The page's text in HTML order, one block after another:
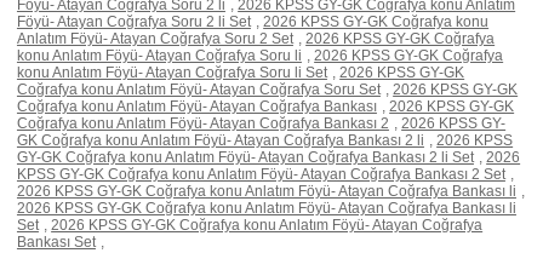
Föyü- Atayan Coğrafya Soru 2 li , 2026 KPSS GY-GK Coğrafya konu Anlatım
Föyü- Atayan Coğrafya Soru 2 li Set , 2026 KPSS GY-GK Coğrafya konu
Anlatım Föyü- Atayan Coğrafya Soru 2 Set , 2026 KPSS GY-GK Coğrafya
konu Anlatım Föyü- Atayan Coğrafya Soru li , 2026 KPSS GY-GK Coğrafya
konu Anlatım Föyü- Atayan Coğrafya Soru li Set , 2026 KPSS GY-GK
Coğrafya konu Anlatım Föyü- Atayan Coğrafya Soru Set , 2026 KPSS GY-GK
Coğrafya konu Anlatım Föyü- Atayan Coğrafya Bankası , 2026 KPSS GY-GK
Coğrafya konu Anlatım Föyü- Atayan Coğrafya Bankası 2 , 2026 KPSS GY-
GK Coğrafya konu Anlatım Föyü- Atayan Coğrafya Bankası 2 li , 2026 KPSS
GY-GK Coğrafya konu Anlatım Föyü- Atayan Coğrafya Bankası 2 li Set , 2026
KPSS GY-GK Coğrafya konu Anlatım Föyü- Atayan Coğrafya Bankası 2 Set ,
2026 KPSS GY-GK Coğrafya konu Anlatım Föyü- Atayan Coğrafya Bankası li ,
2026 KPSS GY-GK Coğrafya konu Anlatım Föyü- Atayan Coğrafya Bankası li
Set , 2026 KPSS GY-GK Coğrafya konu Anlatım Föyü- Atayan Coğrafya
Bankası Set ,